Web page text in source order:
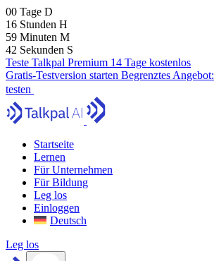
00 Tage D
16 Stunden H
59 Minuten M
41 Sekunden S
Teste Talkpal Premium 14 Tage kostenlos
Gratis-Testversion starten Begrenztes Angebot:
testen
Startseite
Lernen
Für Unternehmen
Für Bildung
Leg los
Einloggen
Deutsch
Leg los